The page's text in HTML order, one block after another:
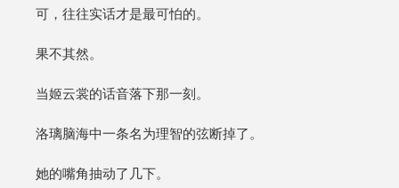
可，往往实话才是最可怕的。
果不其然。
当姬云裳的话音落下那一刻。
洛璃脑海中一条名为理智的弦断掉了。
她的嘴角抽动了几下。